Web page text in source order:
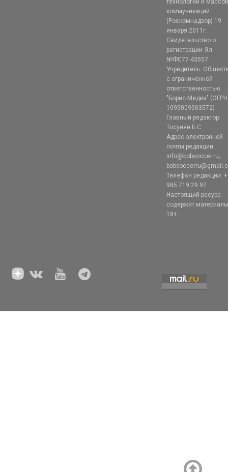
технологий и
коммуникаций
(Роскомнадзор) 19
января 2011г.
Свидетельство о
регистрации Эл
№ФС77-43557.
Учредитель:
с ограниченной
ответственностью
"Борис-Медиа" (ОГРН
1095009003572)
Главный редактор:
Тосунян Б.С.
Адрес электронной
почты редакции:
info@bobsoccer.ru;
Телефон редакции:
985 719 29 97
Настоящий ресурс
содержит
18+